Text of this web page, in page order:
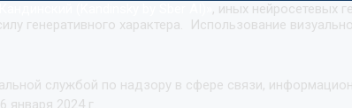
, иных нейросетевых
генеративного характера. Использование
службой по надзору в сфере связи,
2024 г.